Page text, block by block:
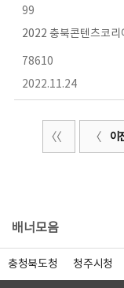
99
2022 충북콘텐츠코리
78610
2022.11.24
이
배너모음
충청북도청 청주시청